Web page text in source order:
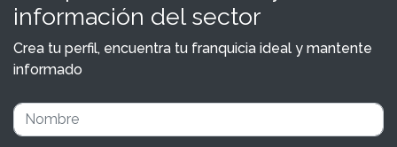
información del sector
Crea tu perfil, encuentra tu franquicia ideal y mantente
informado